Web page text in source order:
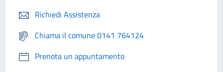
Richiedi Assistenza
Chiama il comune 0141 764124
Prenota un appuntamento